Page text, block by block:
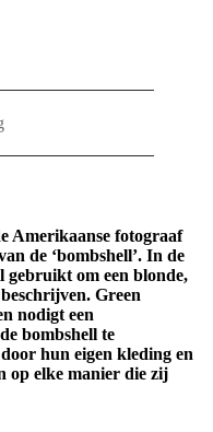
Amerikaanse fotograaf
de ‘bombshell’. In de
om een blonde,
Green
nodigt een
bombshell te
hun eigen kleding en
op elke manier die zij